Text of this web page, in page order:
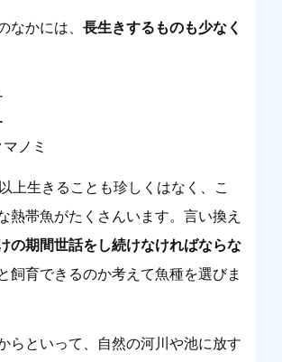
なかには、 長生きするものも少なく
ノミ
上生きることも珍しくはなく、こ
熱帯魚がたくさんいます。言い換え
の期間世話をし続けなければならな
飼育できるのか考えて魚種を選びま
らといって、自然の河川や池に放す